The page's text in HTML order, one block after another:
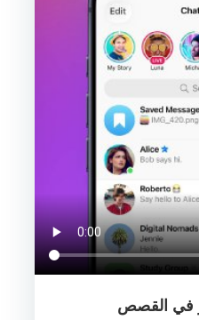
في القصص